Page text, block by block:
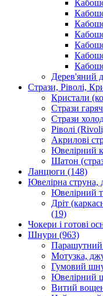
Дерев'яний
Стрази, Ріволі,
Кристали
Стрази
Стрази
Ріволі
Акрилові
Ювелірний
Шатон
Ланцюги (148)
Ювелірна струна,
Ювелірний
Дріт
(19)
Чокери і готові
Шнури (963)
Мотузка,
Гумовий
Ювелірний
Витий